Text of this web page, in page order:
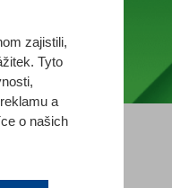
zajistili,
Tyto
a
o našich